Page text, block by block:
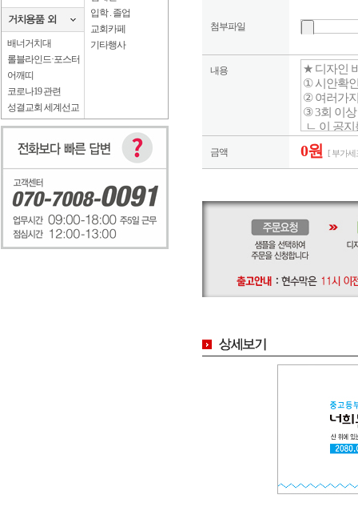
배너거치대
롤블라인드·포스터
어깨띠
코로나19 관련
성결교회 세계선교
입학 . 졸업
교회카페
기타행사
첨부파일
내용
금액 0원 [ 부가세